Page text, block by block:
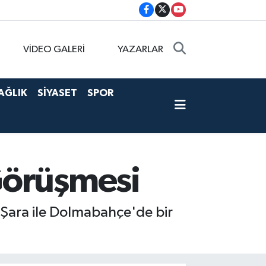
VİDEO GALERİ YAZARLAR
SİYASET SPOR
ile Dolmabahçe'de bir